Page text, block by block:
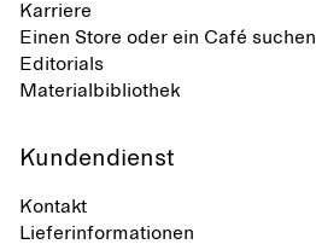
Karriere
Einen Store oder ein Café suchen
Editorials
Materialbibliothek
Kundendienst
Kontakt
Lieferinformationen